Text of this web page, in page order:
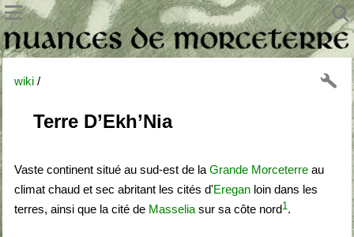
wiki /
Terre D’Ekh’Nia
Vaste continent situé au sud-est de la Grande Morceterre au
climat chaud et sec abritant les cités d'Eregan loin dans les
terres, ainsi que la cité de Masselia sur sa côte nord1.